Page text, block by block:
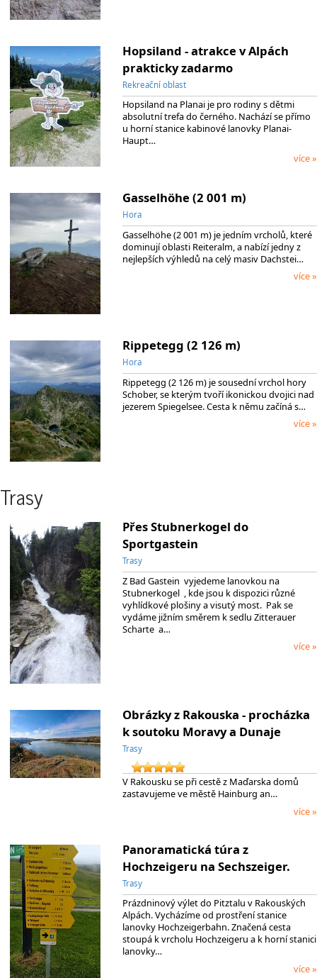
Hopsiland - atrakce v Alpách
prakticky zadarmo
Rekreační oblast
Hopsiland na Planai je pro rodiny s dětmi
absolutní trefa do černého. Nachází se přímo
u horní stanice kabinové lanovky Planai-
Haupt…
více »
Gasselhöhe (2 001 m)
Hora
Gasselhöhe (2 001 m) je jedním vrcholů, které
dominují oblasti Reiteralm, a nabízí jedny z
nejlepších výhledů na celý masiv Dachstei…
více »
Rippetegg (2 126 m)
Hora
Rippetegg (2 126 m) je sousední vrchol hory
Schober, se kterým tvoří ikonickou dvojici nad
jezerem Spiegelsee. Cesta k němu začíná s…
více »
Trasy
Přes Stubnerkogel do
Sportgastein
Trasy
Z Bad Gastein vyjedeme lanovkou na
Stubnerkogel , kde jsou k dispozici různé
vyhlídkové plošiny a visutý most. Pak se
vydáme jižním směrem k sedlu Zitterauer
Scharte a…
více »
Obrázky z Rakouska - procházka
k soutoku Moravy a Dunaje
Trasy
V Rakousku se při cestě z Maďarska domů
zastavujeme ve městě Hainburg an…
více »
Panoramatická túra z
Hochzeigeru na Sechszeiger.
Trasy
Prázdninový výlet do Pitztalu v Rakouských
Alpách. Vycházíme od prostření stanice
lanovky Hochzeigerbahn. Značená cesta
stoupá k vrcholu Hochzeigeru a k horní stanici
lanovky…
více »